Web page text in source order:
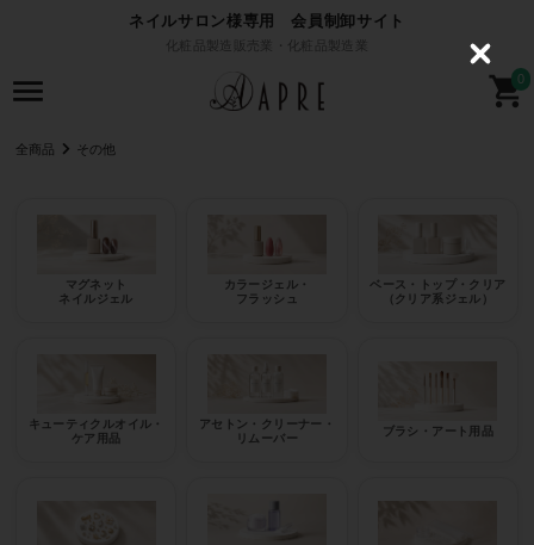
ネイルサロン様専用 会員制卸サイト
化粧品製造販売業・化粧品製造業
0
全商品 その他
マグネット
ネイルジェル
カラージェル・
フラッシュ
ベース・トップ・クリア
（クリア系ジェル）
キューティクルオイル・
ケア用品
アセトン・クリーナー・
リムーバー
ブラシ・アート用品
C